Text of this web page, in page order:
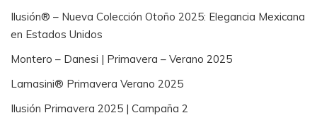
Ilusión® – Nueva Colección Otoño 2025: Elegancia Mexicana
en Estados Unidos
Montero – Danesi | Primavera – Verano 2025
Lamasini® Primavera Verano 2025
Ilusión Primavera 2025 | Campaña 2